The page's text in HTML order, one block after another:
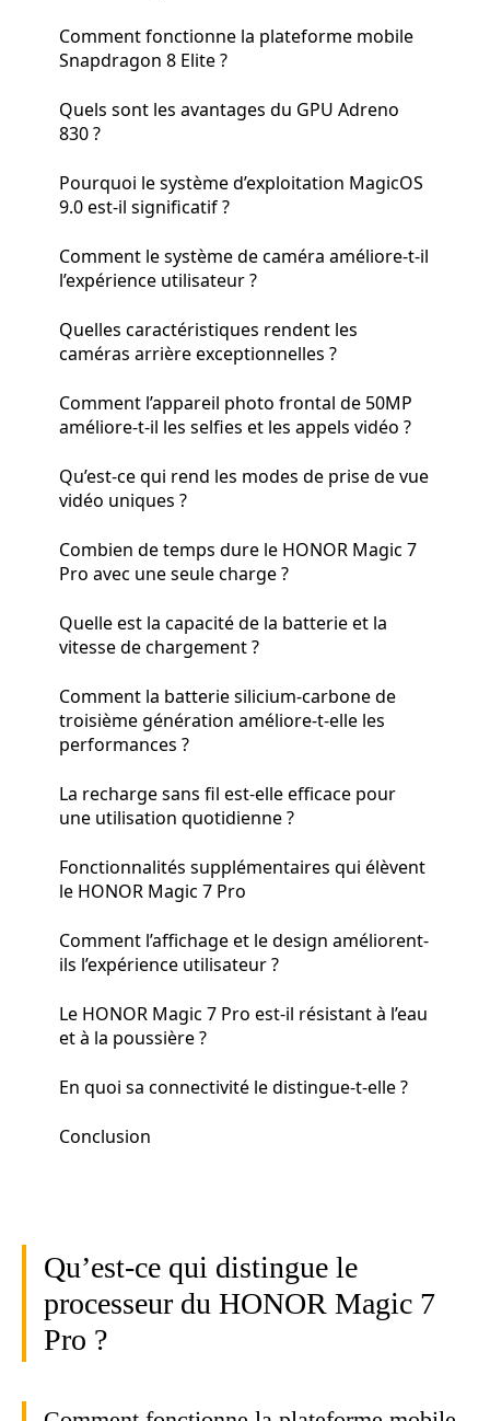
Comment fonctionne la plateforme mobile
Snapdragon 8 Elite ?
Quels sont les avantages du GPU Adreno
830 ?
Pourquoi le système d’exploitation MagicOS
9.0 est-il significatif ?
Comment le système de caméra améliore-t-il
l’expérience utilisateur ?
Quelles caractéristiques rendent les
caméras arrière exceptionnelles ?
Comment l’appareil photo frontal de 50MP
améliore-t-il les selfies et les appels vidéo ?
Qu’est-ce qui rend les modes de prise de vue
vidéo uniques ?
Combien de temps dure le HONOR Magic 7
Pro avec une seule charge ?
Quelle est la capacité de la batterie et la
vitesse de chargement ?
Comment la batterie silicium-carbone de
troisième génération améliore-t-elle les
performances ?
La recharge sans fil est-elle efficace pour
une utilisation quotidienne ?
Fonctionnalités supplémentaires qui élèvent
le HONOR Magic 7 Pro
Comment l’affichage et le design améliorent-
ils l’expérience utilisateur ?
Le HONOR Magic 7 Pro est-il résistant à l’eau
et à la poussière ?
En quoi sa connectivité le distingue-t-elle ?
Conclusion
Qu’est-ce qui distingue le
processeur du HONOR Magic 7
Pro ?